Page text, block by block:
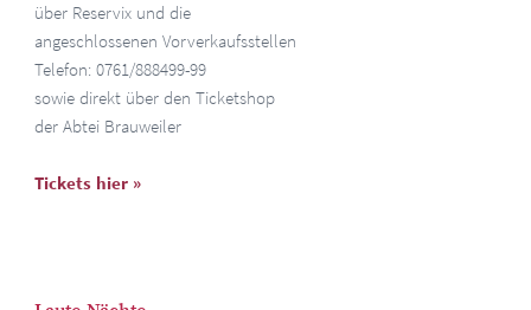
über Reservix und die
angeschlossenen Vorverkaufsstellen
Telefon: 0761/888499-99
sowie direkt über den Ticketshop
der Abtei Brauweiler
Tickets hier »